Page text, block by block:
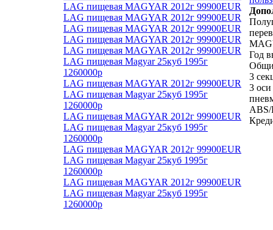
LAG пищевая MAGYAR 2012г 99900EUR
LAG пищевая MAGYAR 2012г 99900EUR
LAG пищевая MAGYAR 2012г 99900EUR
LAG пищевая MAGYAR 2012г 99900EUR
LAG пищевая MAGYAR 2012г 99900EUR
LAG пищевая Magyar 25куб 1995г
1260000р
LAG пищевая MAGYAR 2012г 99900EUR
LAG пищевая Magyar 25куб 1995г
1260000р
LAG пищевая MAGYAR 2012г 99900EUR
LAG пищевая Magyar 25куб 1995г
1260000р
LAG пищевая MAGYAR 2012г 99900EUR
LAG пищевая Magyar 25куб 1995г
1260000р
LAG пищевая MAGYAR 2012г 99900EUR
LAG пищевая Magyar 25куб 1995г
1260000р
Год
3
3
ABS/